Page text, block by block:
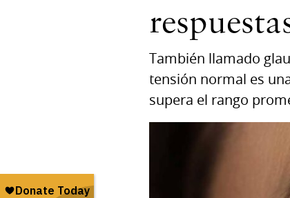
También llamado
tensión normal es
supera el rango